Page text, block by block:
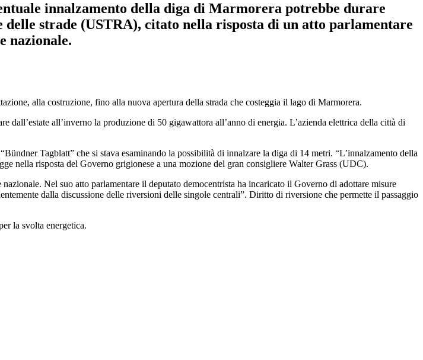
innalzamento della diga di Marmorera potrebbe durare
strade (USTRA), citato nella risposta di un atto parlamentare
nazionale.
alla costruzione, fino alla nuova apertura della strada che costeggia il lago di Marmorera.
dall’estate all’inverno la produzione di 50 gigawattora all’anno di energia. L’azienda elettrica della città di
Tagblatt” che si stava esaminando la possibilità di innalzare la diga di 14 metri. “L’innalzamento della
nella risposta del Governo grigionese a una mozione del gran consigliere Walter Grass (UDC).
Nel suo atto parlamentare il deputato democentrista ha incaricato il Governo di adottare misure
dalla discussione delle riversioni delle singole centrali”. Diritto di riversione che permette il passaggio
la svolta energetica.